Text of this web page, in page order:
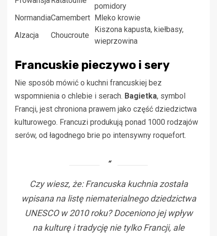
pomidory
NormandiaCamembert Mleko krowie
Alzacja
Choucroute
Kiszona kapusta, kiełbasy,
wieprzowina
Francuskie pieczywo i sery
Nie sposób mówić o kuchni francuskiej bez
wspomnienia o chlebie i serach. Bagietka, symbol
Francji, jest chroniona prawem jako część dziedzictwa
kulturowego. Francuzi produkują ponad 1000 rodzajów
serów, od łagodnego brie po intensywny roquefort.
Czy wiesz, że: Francuska kuchnia została
wpisana na listę niematerialnego dziedzictwa
UNESCO w 2010 roku? Doceniono jej wpływ
na kulturę i tradycję nie tylko Francji, ale